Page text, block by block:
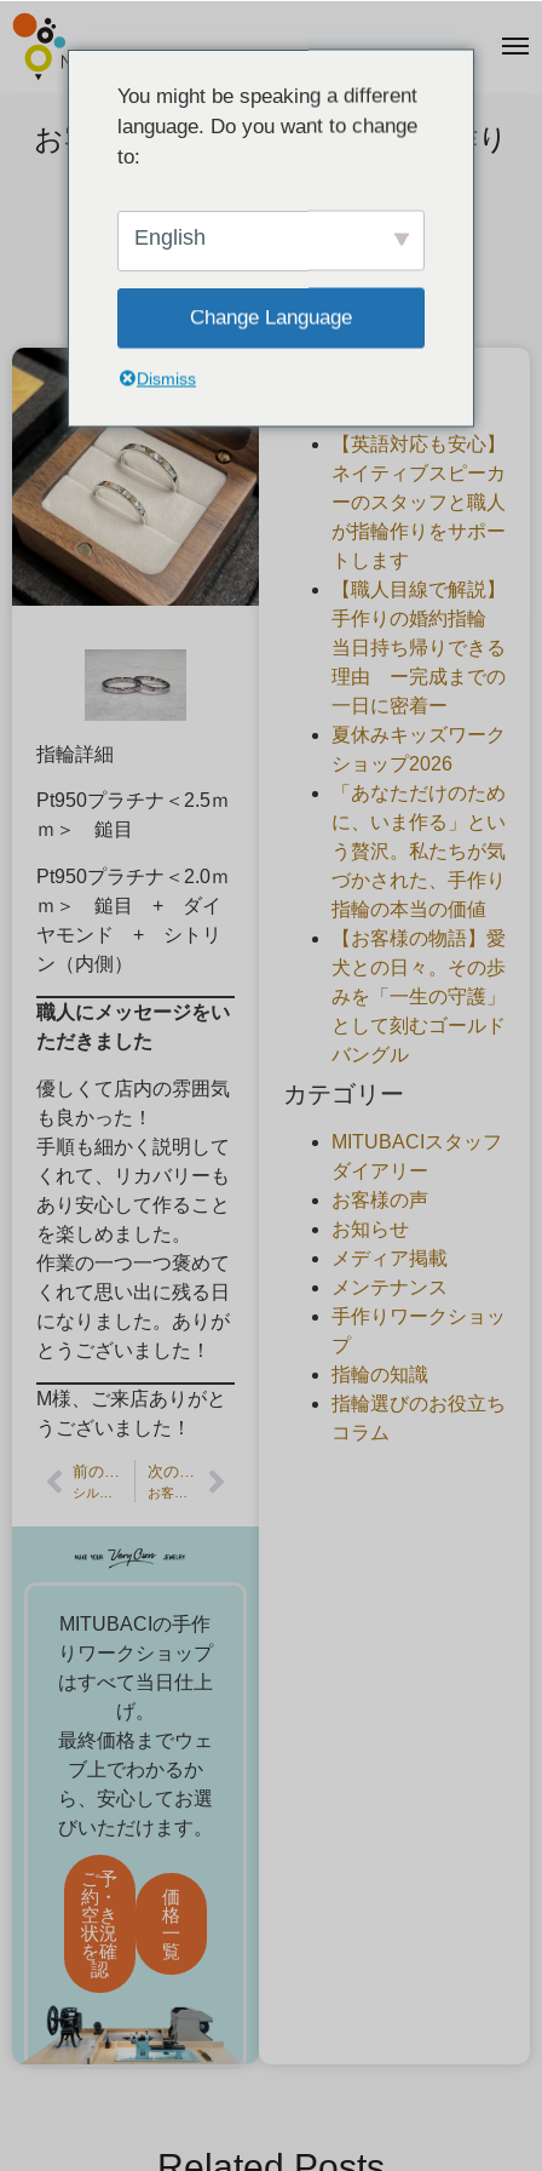
お客様の声：鎚目のプラチナ手作り
指輪詳細
Pt950プラチナ＜2.5ｍ
ｍ＞ 鎚目
Pt950プラチナ＜2.0ｍ
ｍ＞ 鎚目 + ダイ
ヤモンド + シトリ
ン（内側）
職人にメッセージをい
ただきました
優しくて店内の雰囲気
も良かった！
手順も細かく説明して
くれて、リカバリーも
あり安心して作ること
を楽しめました。
作業の一つ一つ褒めて
くれて思い出に残る日
になりました。ありが
とうございました！
M様、ご来店ありがと
うございました！
前の記事
シルバージュエリーの刻印
次の記事
お客様の声：記念日のプレゼントを手作り
MITUBACIの手作
りワークショップ
はすべて当日仕上
げ。
最終価格までウェ
ブ上でわかるか
ら、安心してお選
びいただけます。
ご予
約・
空き
状況
を確
認
価
格
一
覧
【英語対応も安心】
ネイティブスピーカ
ーのスタッフと職人
が指輪作りをサポー
トします
【職人目線で解説】
手作りの婚約指輪
当日持ち帰りできる
理由 ー完成までの
一日に密着ー
夏休みキッズワーク
ショップ2026
「あなただけのため
に、いま作る」とい
う贅沢。私たちが気
づかされた、手作り
指輪の本当の価値
【お客様の物語】愛
犬との日々。その歩
みを「一生の守護」
として刻むゴールド
バングル
カテゴリー
MITUBACIスタッフ
ダイアリー
お客様の声
お知らせ
メディア掲載
メンテナンス
手作りワークショッ
プ
指輪の知識
指輪選びのお役立ち
コラム
You might be speaking a different
language. Do you want to change
to:
English
Change Language
Dismiss